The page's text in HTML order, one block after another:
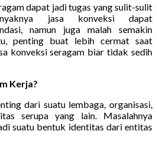
dapat jadi tugas yang sulit-sulit
jasa konveksi dapat
namun juga malah semakin
penting buat lebih cermat saat
konveksi seragam biar tidak sedih
Kerja?
dari suatu lembaga, organisasi,
serupa yang lain. Masalahnya
suatu bentuk identitas dari entitas